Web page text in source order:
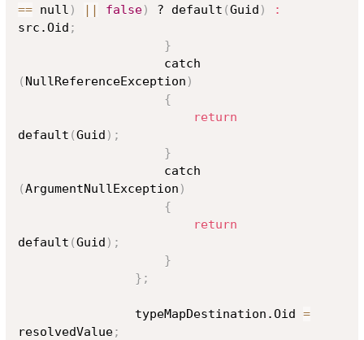
== null ) || false) ? default (Guid )
:
src.Oid ;
}
( NullReferenceException )
{
return
default (Guid ) ;
}
(ArgumentNullException )
{
return
default (Guid ) ;
}
} ;
                typeMapDestination.Oid
=
resolvedValue;